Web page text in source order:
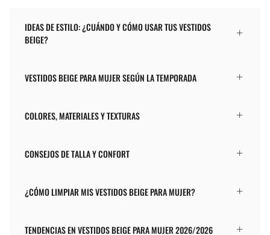
IDEAS DE ESTILO: ¿CUÁNDO Y CÓMO USAR TUS VESTIDOS
BEIGE?
VESTIDOS BEIGE PARA MUJER SEGÚN LA TEMPORADA
COLORES, MATERIALES Y TEXTURAS
CONSEJOS DE TALLA Y CONFORT
¿CÓMO LIMPIAR MIS VESTIDOS BEIGE PARA MUJER?
TENDENCIAS EN VESTIDOS BEIGE PARA MUJER 2026/2026